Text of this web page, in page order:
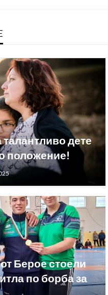
дете
положение!
Берое стоели
по борба за